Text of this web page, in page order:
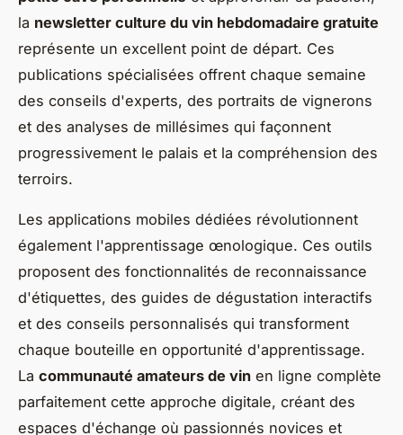
la newsletter culture du vin hebdomadaire gratuite
représente un excellent point de départ. Ces
publications spécialisées offrent chaque semaine
des conseils d'experts, des portraits de vignerons
et des analyses de millésimes qui façonnent
progressivement le palais et la compréhension des
terroirs.
Les applications mobiles dédiées révolutionnent
également l'apprentissage œnologique. Ces outils
proposent des fonctionnalités de reconnaissance
d'étiquettes, des guides de dégustation interactifs
et des conseils personnalisés qui transforment
chaque bouteille en opportunité d'apprentissage.
La communauté amateurs de vin en ligne complète
parfaitement cette approche digitale, créant des
espaces d'échange où passionnés novices et